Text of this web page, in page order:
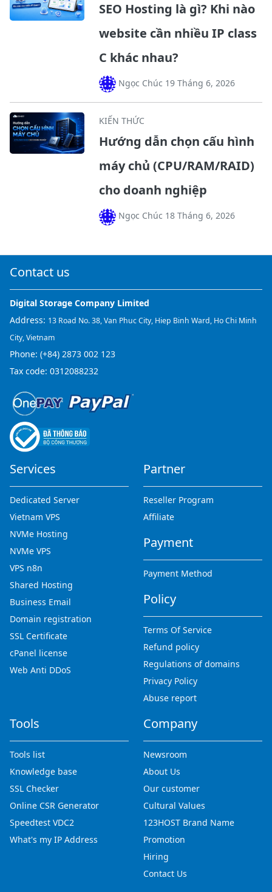
SEO Hosting là gì? Khi nào
website cần nhiều IP class
C khác nhau?
Ngọc Chúc 19 Tháng 6, 2026
KIẾN THỨC
Hướng dẫn chọn cấu hình
máy chủ (CPU/RAM/RAID)
cho doanh nghiệp
Ngọc Chúc 18 Tháng 6, 2026
Contact us
Digital Storage Company Limited
Address: 13 Road No. 38, Van Phuc City, Hiep Binh Ward, Ho Chi Minh
City, Vietnam
Phone: (+84) 2873 002 123
Tax code: 0312088232
Services
Dedicated Server
Vietnam VPS
NVMe Hosting
NVMe VPS
VPS n8n
Shared Hosting
Business Email
Domain registration
SSL Certificate
cPanel license
Web Anti DDoS
Partner
Reseller Program
Affiliate
Payment
Payment Method
Policy
Terms Of Service
Refund policy
Regulations of domains
Privacy Policy
Abuse report
Tools
Tools list
Knowledge base
SSL Checker
Online CSR Generator
Speedtest VDC2
What's my IP Address
Company
Newsroom
About Us
Our customer
Cultural Values
123HOST Brand Name
Promotion
Hiring
Contact Us